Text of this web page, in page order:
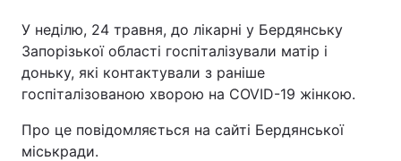
Головна Війна
Україна Політика
Економіка Світ
У неділю, 24 травня, до лікарні у Бердянську
Запорізької області госпіталізували матір і
доньку, які контактували з раніше
госпіталізованою хворою на COVID-19 жінкою.
Про це повідомляється на сайті Бердянської
міськради.